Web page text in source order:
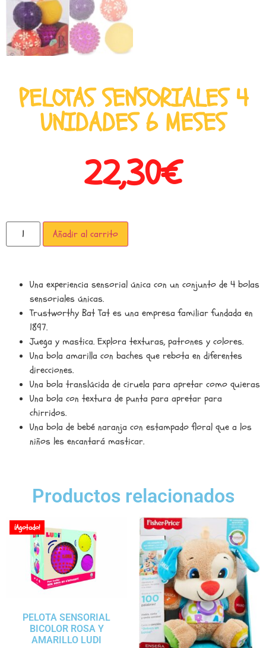
PELOTAS SENSORIALES 4
UNIDADES 6 MESES
22,30€
Añadir al carrito
Una experiencia sensorial única con un conjunto de 4 bolas
sensoriales únicas.
Trustworthy Bat Tat es una empresa familiar fundada en
1897.
Juega y mastica. Explora texturas, patrones y colores.
Una bola amarilla con baches que rebota en diferentes
direcciones.
Una bola translúcida de ciruela para apretar como quieras
Una bola con textura de punta para apretar para
chirridos.
Una bola de bebé naranja con estampado floral que a los
niños les encantará masticar.
Productos relacionados
¡Agotado!
PELOTA SENSORIAL
BICOLOR ROSA Y
AMARILLO LUDI